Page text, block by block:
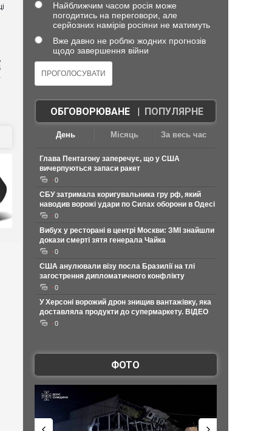
Найближчим часом росія може
погодитись на переговори, але
серйозних намірів росіяни не матимуть
Вже давно не роблю жодних прогнозів
щодо завершення війни
ОБГОВОРЮВАНЕ| ПОПУЛЯРНЕ
День Місяць За весь час
Глава Пентагону заперечує, що у США
вичерпуються запаси ракет
0
СБУ затримала коригувальника гру рф, який
наводив ворожі удари по Силах оборони в Одесі
0
Вибух у ресторані в центрі Москви: ЗМІ знайшли
докази смерті зятя генерала Чайка
0
США анулювали візу посла Бразилії на тлі
загострення дипломатичного конфлікту
0
У Херсоні ворожий дрон знищив вантажівку, яка
доставляла продукти до супермаркету. ВІДЕО
0
ФОТО